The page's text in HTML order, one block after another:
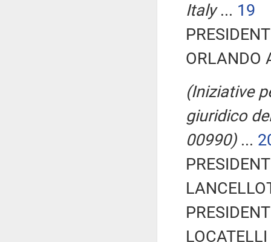
Italy... 19
ORLANDO
(Iniziative
giuridico
00990)...